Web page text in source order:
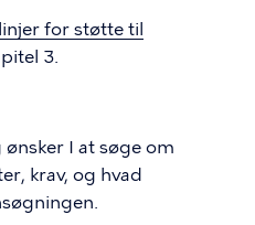
for støtte til
3.
I at søge om
krav, og hvad